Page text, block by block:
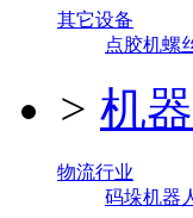
其它设备
点胶机螺
> 机
物流行业
码垛机器